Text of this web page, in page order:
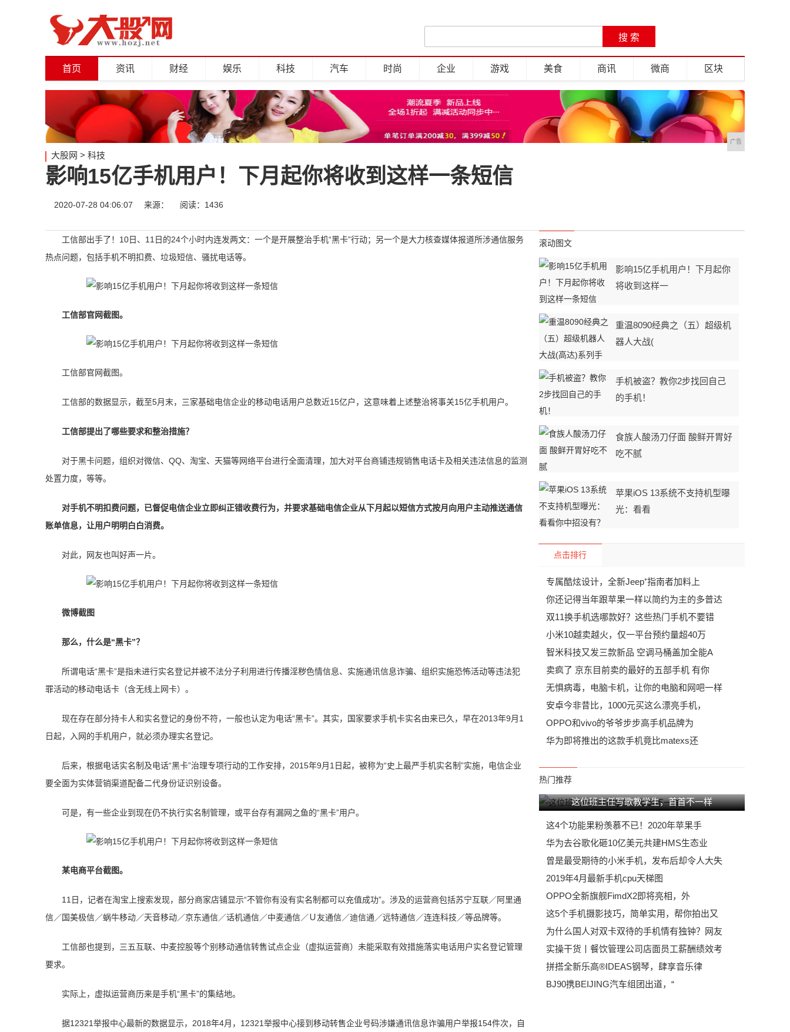
首页 资讯 财经 娱乐 科技 汽车 时尚 企业 游戏 美食 商讯 微商 区块
广告
大股网 > 科技
影响15亿手机用户！下月起你将收到这样一条短信
2020-07-28 04:06:07 来源： 阅读：1436
工信部出手了！10日、11日的24个小时内连发两文：一个是开展整治手机“黑卡”行动；另一个是大力核查媒体报道所涉通信服务
热点问题，包括手机不明扣费、垃圾短信、骚扰电话等。
工信部官网截图。
工信部官网截图。
工信部的数据显示，截至5月末，三家基础电信企业的移动电话用户总数近15亿户，这意味着上述整治将事关15亿手机用户。
工信部提出了哪些要求和整治措施？
对于黑卡问题，组织对微信、QQ、淘宝、天猫等网络平台进行全面清理，加大对平台商铺违规销售电话卡及相关违法信息的监测
处置力度，等等。
对手机不明扣费问题，已督促电信企业立即纠正错收费行为，并要求基础电信企业从下月起以短信方式按月向用户主动推送通信
账单信息，让用户明明白白消费。
对此，网友也叫好声一片。
微博截图
那么，什么是“黑卡”？
所谓电话“黑卡”是指未进行实名登记并被不法分子利用进行传播淫秽色情信息、实施通讯信息诈骗、组织实施恐怖活动等违法犯
罪活动的移动电话卡（含无线上网卡）。
现在存在部分持卡人和实名登记的身份不符，一般也认定为电话“黑卡”。其实，国家要求手机卡实名由来已久，早在2013年9月1
日起，入网的手机用户，就必须办理实名登记。
后来，根据电话实名制及电话“黑卡”治理专项行动的工作安排，2015年9月1日起，被称为“史上最严手机实名制”实施，电信企业
要全面为实体营销渠道配备二代身份证识别设备。
可是，有一些企业到现在仍不执行实名制管理，或平台存有漏网之鱼的“黑卡”用户。
某电商平台截图。
11日，记者在淘宝上搜索发现，部分商家店铺显示“不管你有没有实名制都可以充值成功”。涉及的运营商包括苏宁互联／阿里通
信／国美极信／蜗牛移动／天音移动／京东通信／话机通信／中麦通信／Ｕ友通信／迪信通／远特通信／连连科技／等品牌等。
工信部也提到，三五互联、中麦控股等个别移动通信转售试点企业（虚拟运营商）未能采取有效措施落实电话用户实名登记管理
要求。
实际上，虚拟运营商历来是手机“黑卡”的集结地。
据12321举报中心最新的数据显示，2018年4月，12321举报中心接到移动转售企业号码涉嫌通讯信息诈骗用户举报154件次，自
滚动图文
影响15亿手机用户！下月起你
将收到这样一
重温8090经典之（五）超级机
器人大战(
手机被盗？教你2步找回自己
的手机！
食族人酸汤刀仔面 酸鲜开胃好
吃不腻
苹果iOS 13系统不支持机型曝
光：看看
点击排行
专属酷炫设计，全新Jeep⁺指南者加料上
你还记得当年跟苹果一样以简约为主的多普达
双11换手机选哪款好？这些热门手机不要错
小米10越卖越火，仅一平台预约量超40万
智米科技又发三款新品 空调马桶盖加全能A
卖疯了 京东目前卖的最好的五部手机 有你
无惧病毒，电脑卡机，让你的电脑和网吧一样
安卓今非昔比，1000元买这么漂亮手机，
OPPO和vivo的爷爷步步高手机品牌为
华为即将推出的这款手机竟比matexs还
热门推荐
这位班主任写歌教学生，首首不一样
这4个功能果粉羡慕不已！2020年苹果手
华为去谷歌化砸10亿美元共建HMS生态业
曾是最受期待的小米手机，发布后却令人大失
2019年4月最新手机cpu天梯图
OPPO全新旗舰FimdX2即将亮相，外
这5个手机摄影技巧，简单实用，帮你拍出又
为什么国人对双卡双待的手机情有独钟？网友
实操干货丨餐饮管理公司店面员工薪酬绩效考
拼搭全新乐高®IDEAS钢琴，肆享音乐律
BJ90携BEIJING汽车组团出道，“